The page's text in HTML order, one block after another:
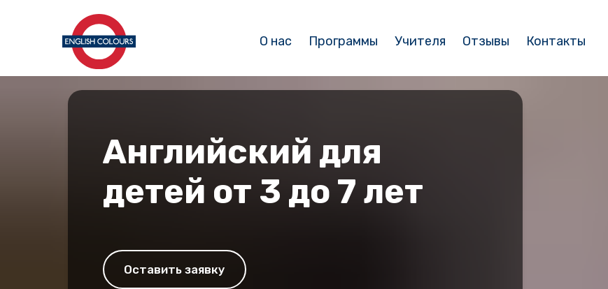
О нас Программы Учителя Отзывы Контакты
Английский для
детей от 3 до 7 лет
Оставить заявку